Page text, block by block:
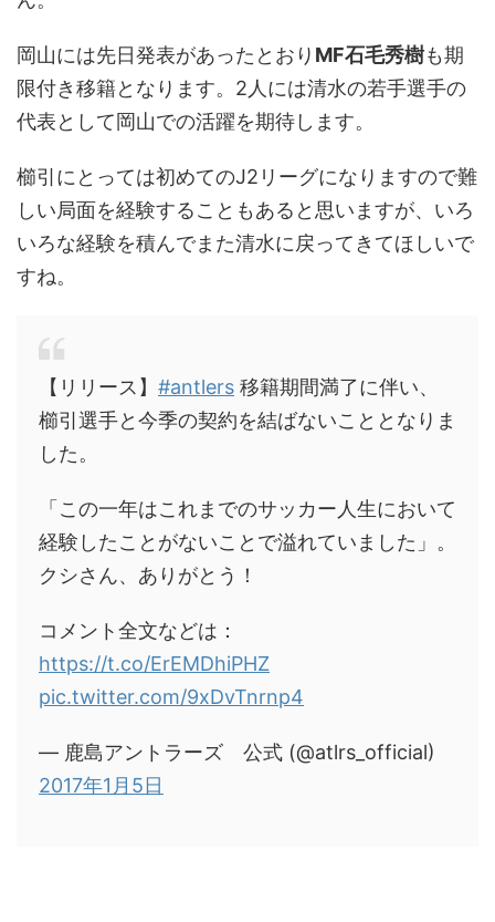
岡山には先日発表があったとおり MF石毛秀樹も期
限付き移籍となります。2人には清水の若手選手の
代表として岡山での活躍を期待します。
櫛引にとっては初めてのJ2リーグになりますので難
しい局面を経験することもあると思いますが、いろ
いろな経験を積んでまた清水に戻ってきてほしいで
すね。
【リリース】 #antlers 移籍期間満了に伴い、
櫛引選手と今季の契約を結ばないこととなりま
した。
「この一年はこれまでのサッカー人生において
経験したことがないことで溢れていました」。
クシさん、ありがとう！
コメント全文などは：
https://t.co/ErEMDhiPHZ
pic.twitter.com/9xDvTnrnp4
— 鹿島アントラーズ 公式 (@atlrs_official)
2017年1月5日